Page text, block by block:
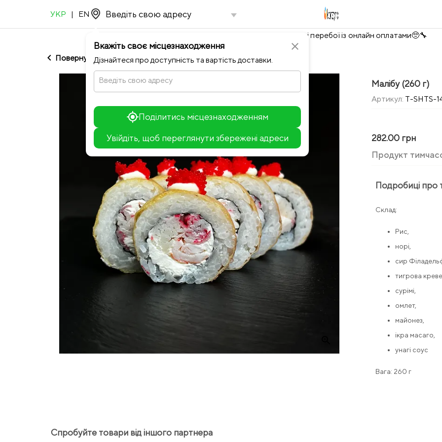
УКР | EN
close
Вкажіть своє місцезнаходження
Дізнайтеся про доступність та вартість доставки.
Введіть свою адресу
Поділитись місцезнаходженням
Увійдіть, щоб переглянути збережені адреси
Тимчасово можливі перебої із онлайн оплатами🥺🔧
chevron_left Повернутися до Sushi Hits
Малібу (260 г)
Артикул: T-SHTS-
282.00 грн
Продукт
Подробиці про
Склад:
Рис,
норі,
сир
тигрова
сурімі,
омлет,
майонез,
ікра масаго,
унагі соус
Вага: 260 г
Спробуйте товари від іншого партнера